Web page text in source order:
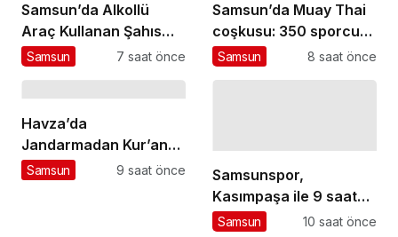
Samsun’da Alkollü
Araç Kullanan Şahıs
Cezaevinde
Samsun 7 saat önce
Samsun’da Muay Thai
coşkusu: 350 sporcu
mücadele ediyor
Samsun 8 saat önce
Havza’da
Jandarmadan Kur’an
Kursu Öğrencilerine
Samsun 9 saat önce
Samsunspor,
Kasımpaşa ile 9 saat
arayla iki hazırlık maçı
Samsun 10 saat önce